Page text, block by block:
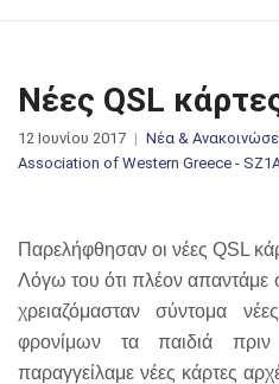
Νέες QSL
12 Ιουνίου 2017 Νέα &
Association of Western Greece -
Παρελήφθησαν οι νέες QSL
Λόγω του ότι πλέον απαντάμε
χρειαζόμασταν σύντομα
φρονίμων τα παιδιά πριν
παραγγείλαμε νέες κάρτες